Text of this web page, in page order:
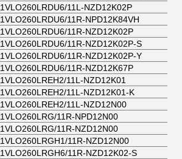
11L-NZD12K02P
11R-NPD12K84VH
11R-NZD12K02P
11R-NZD12K02P-S
11R-NZD12K02P-Y
11R-NZD12K67P
11L-NZD12K01
11L-NZD12K01-K
11L-NZD12N00
11R-NPD12N00
11R-NZD12N00
11R-NZD12N00
11R-NZD12K02-S